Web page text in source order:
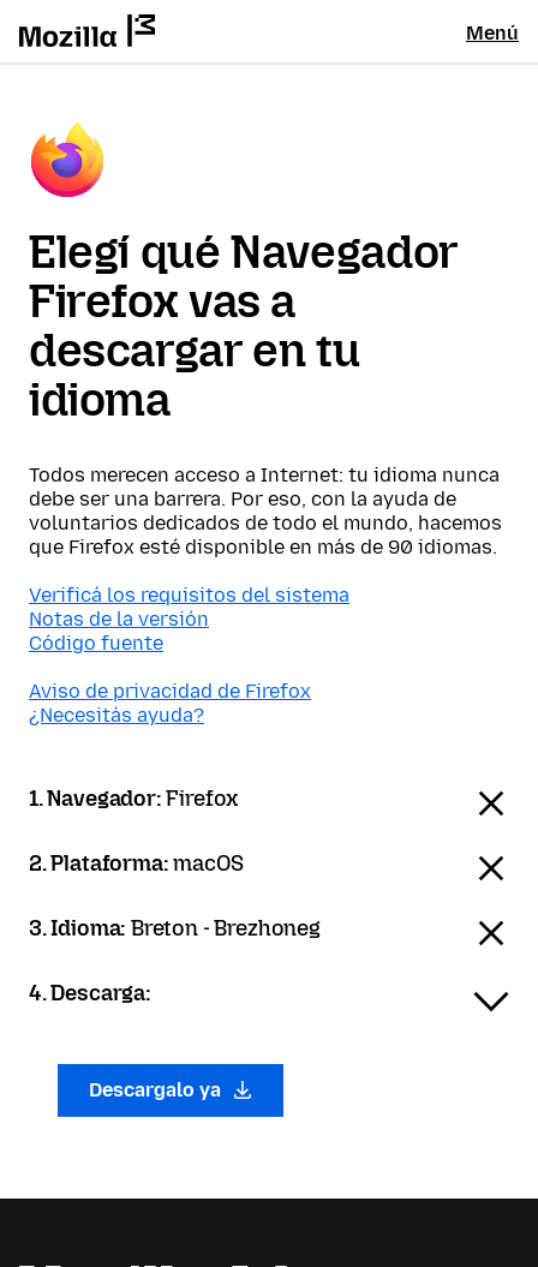
Menú
Elegí qué Navegador
Firefox vas a
descargar en tu
idioma
Todos merecen acceso a Internet: tu idioma nunca
debe ser una barrera. Por eso, con la ayuda de
voluntarios dedicados de todo el mundo, hacemos
que Firefox esté disponible en más de 90 idiomas.
Verificá los requisitos del sistema
Notas de la versión
Código fuente
Aviso de privacidad de Firefox
¿Necesitás ayuda?
1. Navegador:Firefox
2. Plataforma:macOS
3. Idioma:Breton - Brezhoneg
4. Descarga:
Descargalo ya